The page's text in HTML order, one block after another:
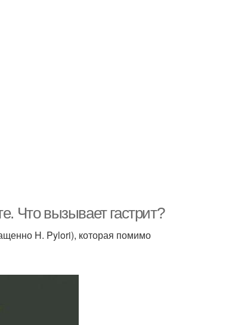
Что вызывает гастрит?
H. Pylori), которая помимо